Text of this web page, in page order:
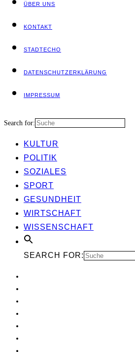
ÜBER UNS
KON­TAKT
STADT­ECHO
DATEN­SCHUTZ­ER­KLÄ­RUNG
IMPRES­SUM
Search for:
KUL­TUR
POLI­TIK
SOZIA­LES
SPORT
GESUND­HEIT
WIRT­SCHAFT
WIS­SEN­SCHAFT
SEARCH FOR: